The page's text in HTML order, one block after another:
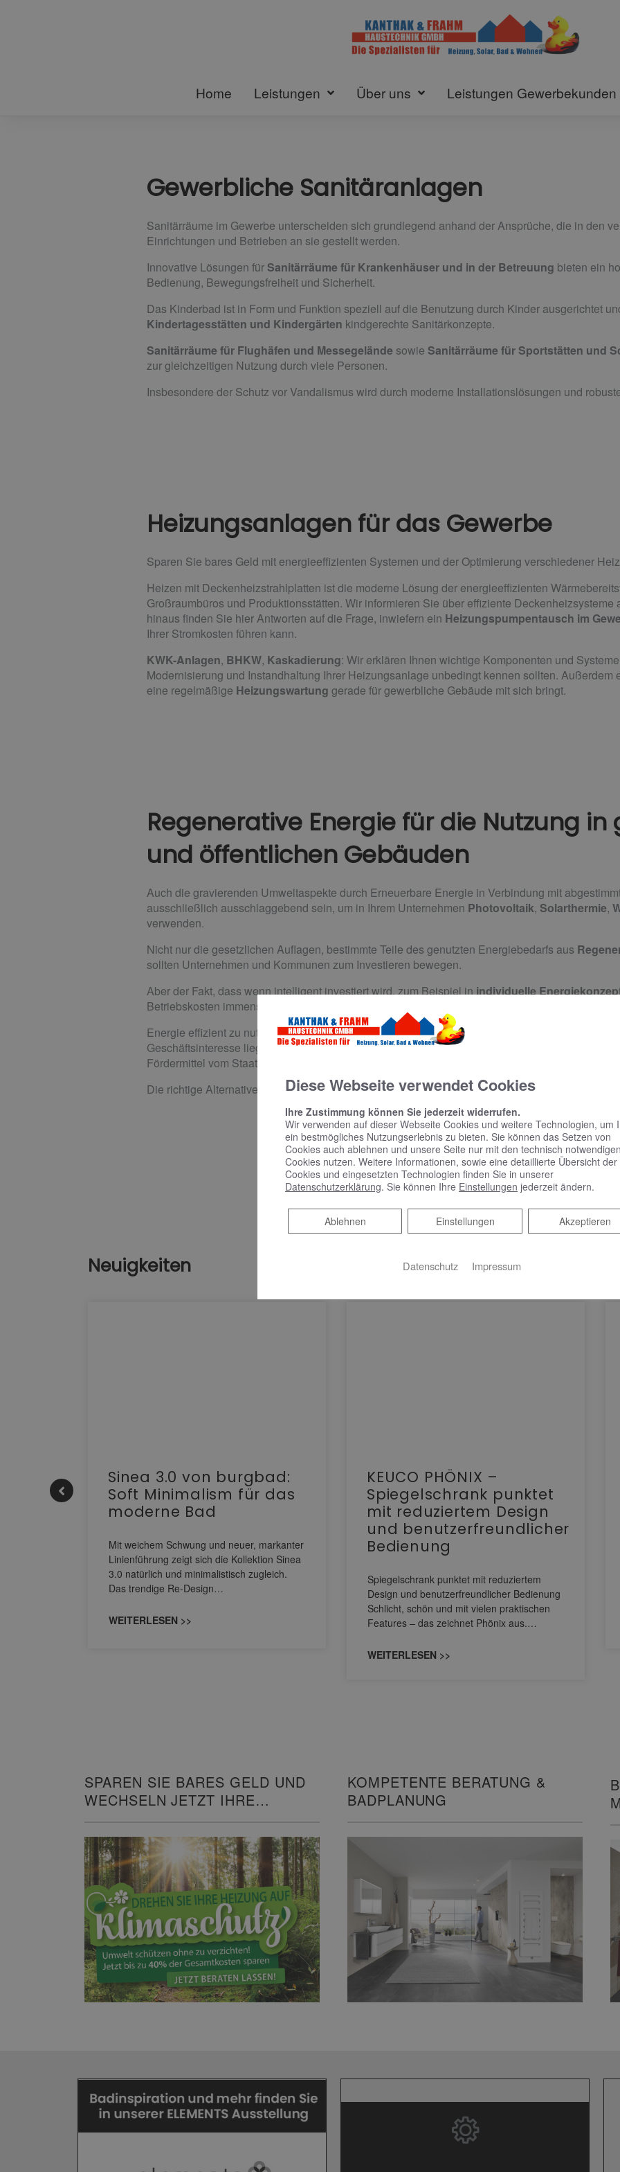
Home Leistungen Über uns Leistungen Gewerbekunden
Gewerbliche Sanitäranlagen
Sanitärräume im Gewerbe unterscheiden sich grundlegend anhand der Ansprüche, die in den
Einrichtungen und Betrieben an sie gestellt werden.
Innovative Lösungen für Sanitärräume für Krankenhäuser und in der Betreuung bieten ein
Bedienung, Bewegungsfreiheit und Sicherheit.
Das Kinderbad ist in Form und Funktion speziell auf die Benutzung durch Kinder ausgerichtet
Kindertagesstätten und Kindergärten kindgerechte Sanitärkonzepte.
Sanitärräume für Flughäfen und Messegelände sowie Sanitärräume für Sportstätten und
zur gleichzeitigen Nutzung durch viele Personen.
Insbesondere der Schutz vor Vandalismus wird durch moderne Installationslösungen und
Heizungsanlagen für das Gewerbe
Sparen Sie bares Geld mit energieeffizienten Systemen und der Optimierung verschiedener
Heizen mit Deckenheizstrahlplatten ist die moderne Lösung der energieeffizienten
Großraumbüros und Produktionsstätten. Wir informieren Sie über effiziente Deckenheizsysteme
hinaus finden Sie hier Antworten auf die Frage, inwiefern ein Heizungspumpentausch im
Ihrer Stromkosten führen kann.
KWK-Anlagen, BHKW, Kaskadierung: Wir erklären Ihnen wichtige Komponenten und
Modernisierung und Instandhaltung Ihrer Heizungsanlage unbedingt kennen sollten. Außerdem
eine regelmäßige Heizungswartung gerade für gewerbliche Gebäude mit sich bringt.
Regenerative Energie für die Nutzung
und öffentlichen Gebäuden
Auch die gravierenden Umweltaspekte durch Erneuerbare Energie in Verbindung mit
ausschließlich ausschlaggebend sein, um in Ihrem Unternehmen Photovoltaik, Solarthermie,
verwenden.
Nicht nur die gesetzlichen Auflagen, bestimmte Teile des genutzten Energiebedarfs aus
sollten Unternehmen und Kommunen zum Investieren bewegen.
Aber der Fakt, dass wenn intelligent investiert wird, zum Beispiel inindividuelle
Betriebskosten immens fallen können, sollte die Verantwortlichen zum Umdenken bewegen.
Energie effizient zu nutzen, um Kosten zu senken und Gewinne zu maximieren, sollte bei jedem
Geschäftsinteresse liegen. Oft müssen die Potenziale von erneuerbaren Energien nur erkannt
Fördermittel vom Staat beantragt werden.
Die richtige Alternative: für Ihr Unternehmen, für die Umwelt, für Sie!
Neuigkeiten
Sinea 3.0 von burgbad:
Soft Minimalism für das
moderne Bad
Mit weichem Schwung und neuer, markanter
Linienführung zeigt sich die Kollektion Sinea
3.0 natürlich und minimalistisch zugleich.
Das trendige Re-Design…
WEITERLESEN >>
KEUCO PHÖNIX –
Spiegelschrank punktet
mit reduziertem Design
und benutzerfreundlicher
Bedienung
Spiegelschrank punktet mit reduziertem
Design und benutzerfreundlicher Bedienung
Schlicht, schön und mit vielen praktischen
Features – das zeichnet Phönix aus.…
WEITERLESEN >>
SPAREN SIE BARES GELD UND
WECHSELN JETZT IHRE
KOMPETENTE BERATUNG &
BADPLANUNG
Diese Webseite verwendet Cookies
Ihre Zustimmung können Sie jederzeit widerrufen.
Wir verwenden auf dieser Webseite Cookies und weitere Technologien, um
ein bestmögliches Nutzungserlebnis zu bieten. Sie können das Setzen von
Cookies auch ablehnen und unsere Seite nur mit den technisch notwendigen
Cookies nutzen. Weitere Informationen, sowie eine detaillierte Übersicht der
Cookies und eingesetzten Technologien finden Sie in unserer
Datenschutzerklärung. Sie können Ihre Einstellungen jederzeit ändern.
Akzeptieren
Einstellungen
Ablehnen
Ablehnen
Datenschutz Impressum